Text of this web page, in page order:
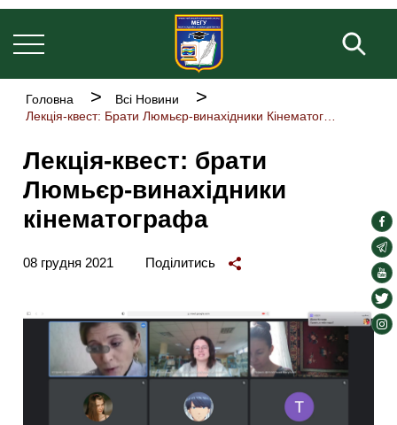
Перейти
до
основного
вмісту
Основна
Рядок
навіґації
Головна
Всі Новини
Лекція-квест: брати
Люмьєр-винахідники
кінематографа
08 грудня 2021 Поділитись